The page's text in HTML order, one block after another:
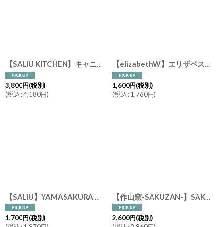
【SALIU KITCHEN】キャニスター BS08 選べる キャニスター２個＋おおさじこさじチーク材 セット チーク材 木葢 白磁 日本製 LOLO ロロ 美濃焼
3,800円(税別)
(税込:4,180円)
【elizabethW】エリザベスW アルコールスプレー ウィルス対策 リフレッシュ ハンドスプレー 約60ml アメリカ製 レモン ローズマリー GF ユーカリ
1,600円(税別)
(税込: 1,760円)
【SALIU】YAMASAKURA 山桜 木べら 炒め用 27ｃｍ へら ターナー フライ返し 山桜材 さくら 天然木 木製 日本製 ロロ LOLO
1,700円(税別)
【作山窯-SAKUZAN-】SAKUZAN DAYS Sara カップ&ソーサー Cup&Saucer セット 日本製 カラー
2,600円(税別)